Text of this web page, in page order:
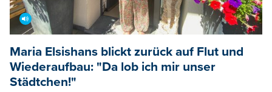
Maria Elsishans blickt zurück auf Flut und
Wiederaufbau: "Da lob ich mir unser
Städtchen!"